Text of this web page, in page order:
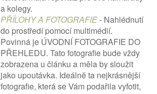
a kolegy.
PŘÍLOHY A FOTOGRAFIE- Nahlédnutí
do prostředí pomocí multimédií.
Povinná je ÚVODNÍ FOTOGRAFIE DO
PŘEHLEDU. Tato fotografie bude vždy
zobrazena u článku a měla by sloužit
jako upoutávka. Ideálně ta nejkrásnější
fotografie, která se Vám podařila vyfotit,